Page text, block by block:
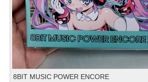
8BIT MUSIC POWER ENCORE